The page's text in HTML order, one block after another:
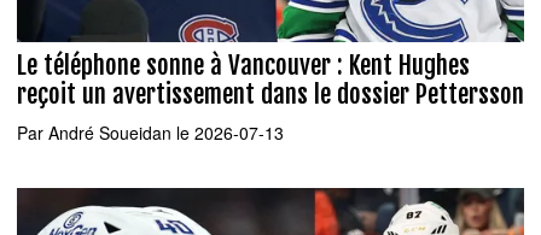
Le téléphone sonne à Vancouver : Kent Hughes
reçoit un avertissement dans le dossier Pettersson
Par André Soueidan le 2026-07-13